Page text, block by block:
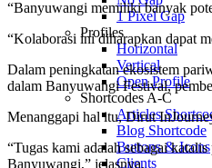
1 Pixel Gap
Profiles
Horizontal
Vertical
Open Profile
Shortcodes A-C
Articles
Blog Shortcode
Buttons & Icons
Clients
“Banyuwangi memiliki banyak
“Kolaborasi ini diharapkan dapat
Dalam peningkatan ekosistem
dalam Banyuwangi Festival,
Menanggapi hal itu, Dirut
“Tugas kami adalah sebagai
Banyuwangi,” jelasnya.